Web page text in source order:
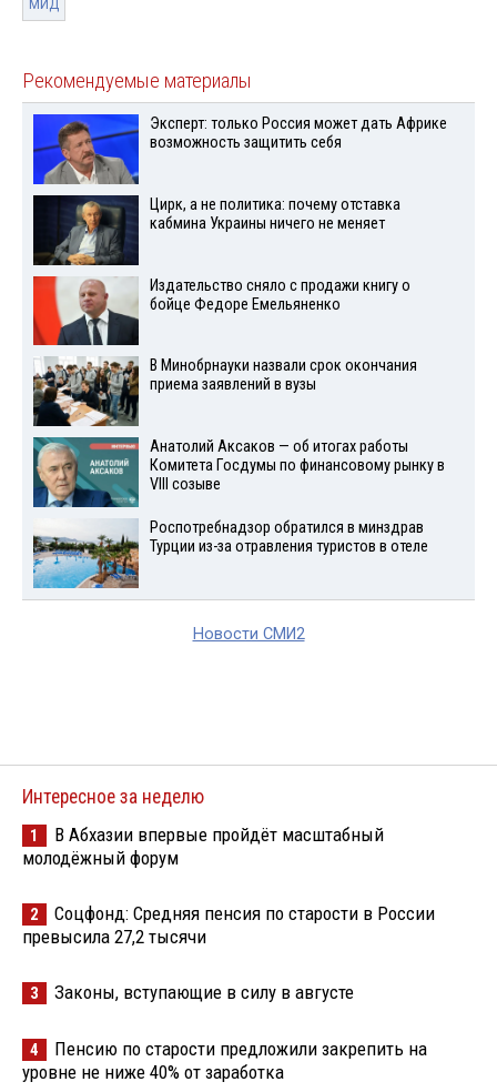
МИД
Рекомендуемые материалы
Эксперт: только Россия может дать Африке
возможность защитить себя
Цирк, а не политика: почему отставка
кабмина Украины ничего не меняет
Издательство сняло с продажи книгу о
бойце Федоре Емельяненко
В Минобрнауки назвали срок окончания
приема заявлений в вузы
Анатолий Аксаков — об итогах работы
Комитета Госдумы по финансовому рынку в
VIII созыве
Роспотребнадзор обратился в минздрав
Турции из-за отравления туристов в отеле
Новости СМИ2
Интересное за неделю
1
В Абхазии впервые пройдёт масштабный
молодёжный форум
2
Соцфонд: Средняя пенсия по старости в России
превысила 27,2 тысячи
3 Законы, вступающие в силу в августе
4
Пенсию по старости предложили закрепить на
уровне не ниже 40% от заработка